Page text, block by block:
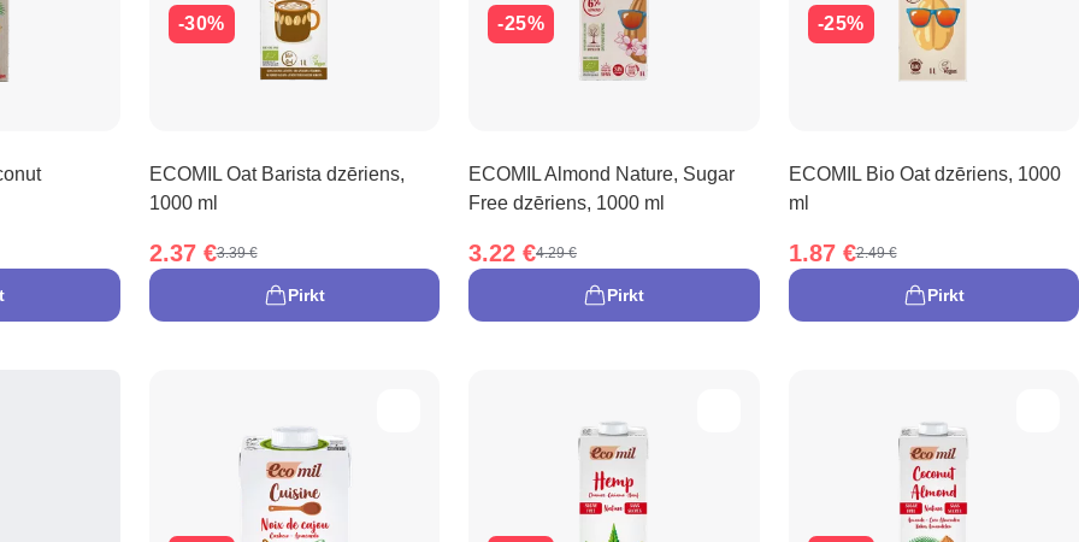
-30%
ECOMIL Oat Barista dzēriens,
1000 ml
2.37 €3.39 €
Pirkt
-25%
ECOMIL Almond Nature, Sugar
Free dzēriens, 1000 ml
3.22 €4.29 €
Pirkt
-25%
ECOMIL Bio Oat dzēriens, 1000
ml
1.87 €2.49 €
Pirkt